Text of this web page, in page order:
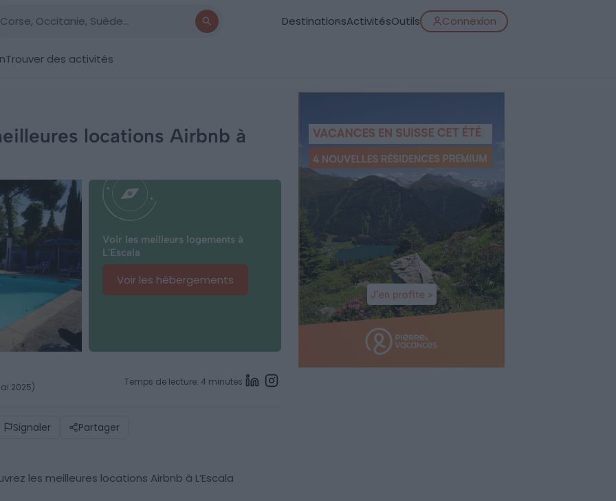
DestinationsActivitésOutils Connexion
Trouver des activités
locations Airbnb à
Voir les meilleurs logements à
L'Escala
Voir les hébergements
2025) Temps de lecture: 4 minutes
Signaler Partager
les meilleures locations Airbnb à L’Escala